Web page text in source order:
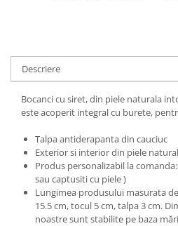
Descriere
Bocanci cu siret, din piele naturala
este acoperit integral cu burete,
Talpa antiderapanta din cauciuc
Exterior si interior din piele
Produs personalizabil la
sau captusiti cu piele )
Lungimea produsului masurata
15.5 cm, tocul 5 cm, talpa 3 cm.
noastre sunt stabilite pe baza